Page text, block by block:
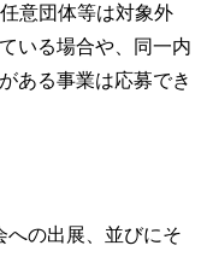
意団体等は対象外
いる場合や、同一内
ある事業は応募でき
への出展、並びにそ